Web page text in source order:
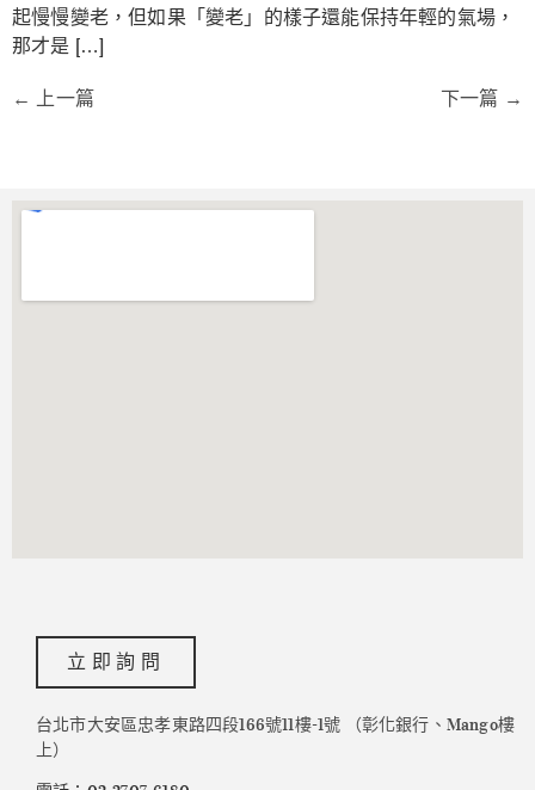
起慢慢變老，但如果「變老」的樣子還能保持年輕的氣場，
那才是 […]
← 上一篇 下一篇 →
立即詢問
台北市大安區忠孝東路四段166號11樓-1號 （彰化銀行、Mango樓
上）